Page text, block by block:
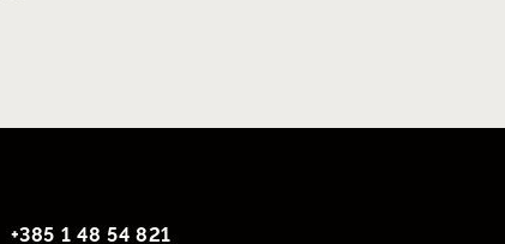
+385 1 48 54 821